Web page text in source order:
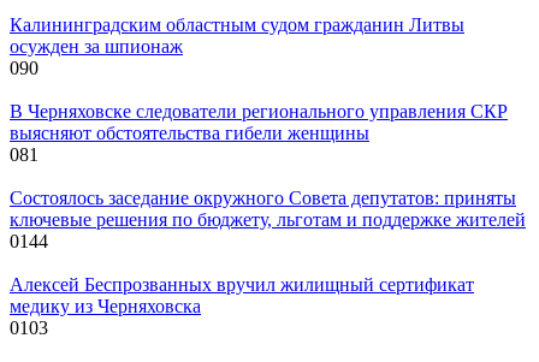
Калининградским областным судом гражданин Литвы
осужден за шпионаж
090
В Черняховске следователи регионального управления СКР
выясняют обстоятельства гибели женщины
081
Состоялось заседание окружного Совета депутатов: приняты
ключевые решения по бюджету, льготам и поддержке жителей
0144
Алексей Беспрозванных вручил жилищный сертификат
медику из Черняховска
0103